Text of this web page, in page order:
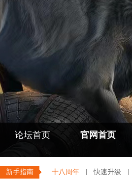
论坛首页 官网首页
新手指南 十八周年 快速升级